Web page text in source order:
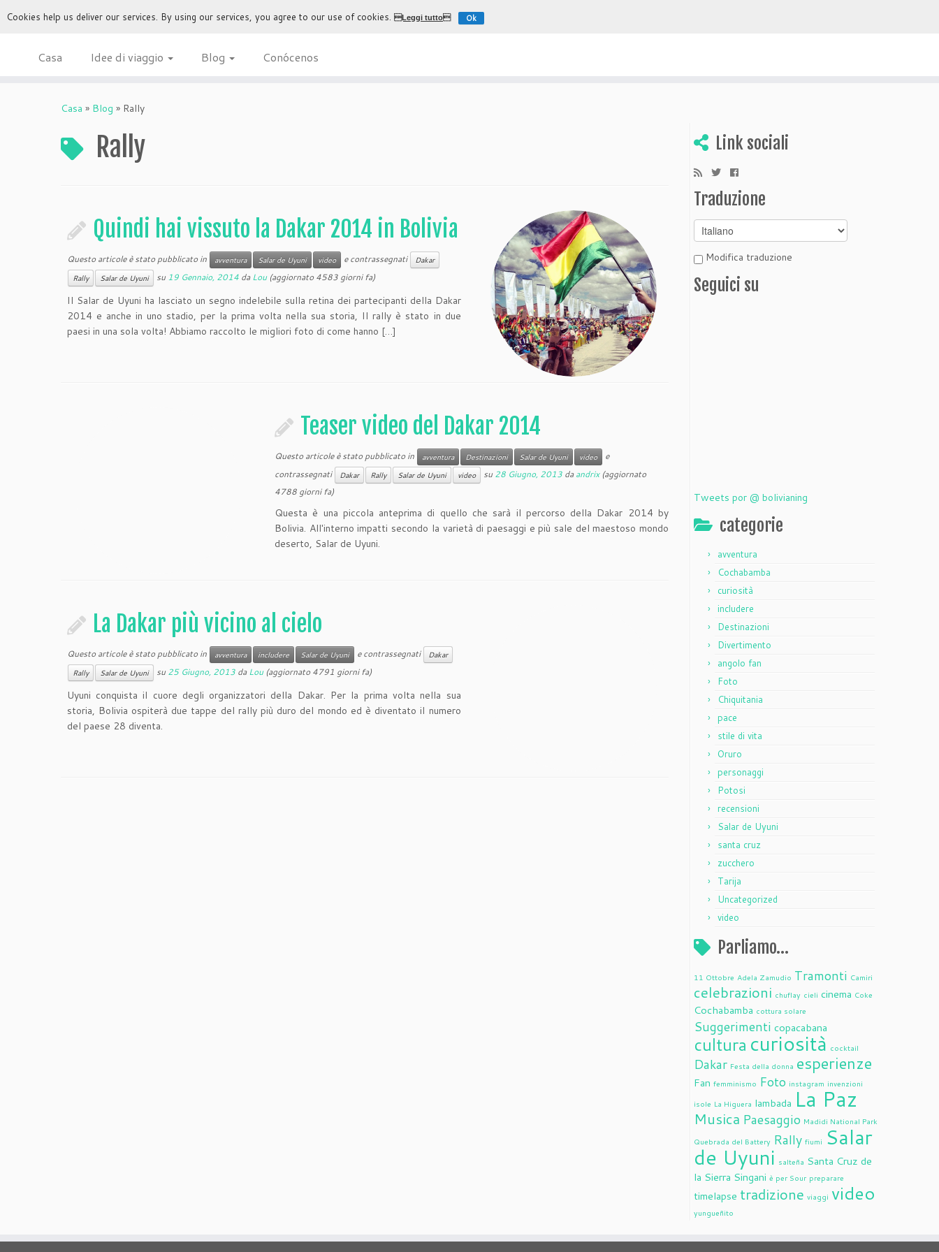
Casa Idee di viaggio Blog Conócenos
Casa » Blog » Rally
Rally
Quindi hai vissuto la Dakar 2014 in Bolivia
Questo articole è stato pubblicato in avventura Salar de Uyuni video e contrassegnati
Dakar
Rally
Salar de Uyuni su19 Gennaio, 2014 daLou(aggiornato 4583 giorni fa)
Il Salar de Uyuni ha lasciato un segno indelebile sulla retina dei partecipanti della Dakar
2014 e anche in uno stadio, per la prima volta nella sua storia, Il rally è stato in due
paesi in una sola volta! Abbiamo raccolto le migliori foto di come hanno […]
Teaser video del Dakar 2014
Questo articole è stato pubblicato in avventura Destinazioni Salar de Uyuni video
e
contrassegnati
Dakar Rally Salar de Uyuni video su28 Giugno, 2013 daandrix(aggiornato
4788 giorni fa)
Questa è una piccola anteprima di quello che sarà il percorso della Dakar 2014 by
Bolivia. All'interno impatti secondo la varietà di paesaggi e più sale del maestoso mondo
deserto, Salar de Uyuni.
La Dakar più vicino al cielo
Questo articole è stato pubblicato in avventura includere Salar de Uyuni e contrassegnati
Dakar
Rally
Salar de Uyuni su25 Giugno, 2013 daLou(aggiornato 4791 giorni fa)
Uyuni conquista il cuore degli organizzatori della Dakar. Per la prima volta nella sua
storia, Bolivia ospiterà due tappe del rally più duro del mondo ed è diventato il numero
del paese 28 diventa.
Link sociali
Traduzione
Modifica traduzione
Seguici su
Tweets por @ bolivianing
categorie
avventura
Cochabamba
curiosità
includere
Destinazioni
Divertimento
angolo fan
Foto
Chiquitania
pace
stile di vita
Oruro
personaggi
Potosi
recensioni
Salar de Uyuni
santa cruz
zucchero
Tarija
Uncategorized
video
Parliamo…
11 Ottobre Adela Zamudio Tramonti Camiri
celebrazioni chuflay cieli cinema Coke
Cochabamba cottura solare
Suggerimenti copacabana
cultura curiosità cocktail
Dakar Festa della donna esperienze
Fan femminismo Foto instagram invenzioni
isole La Higuera lambada La Paz
Musica Paesaggio Madidi National Park
Quebrada del Battery Rally fiumi Salar
de Uyuni salteña Santa Cruz de
la Sierra Singani è per Sour preparare
timelapse tradizione viaggi video
yungueñito
Cookies help us deliver our services. By using our services, you agree to our use of cookies.Leggi tutto Ok